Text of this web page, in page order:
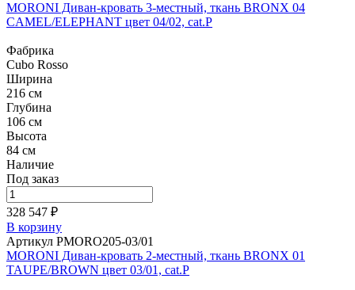
MORONI Диван-кровать 3-местный, ткань BRONX 04
CAMEL/ELEPHANT цвет 04/02, cat.P
Фабрика
Cubo Rosso
Ширина
216 см
Глубина
106 см
Высота
84 см
Наличие
Под заказ
328 547 ₽
В корзину
Артикул PMORO205-03/01
MORONI Диван-кровать 2-местный, ткань BRONX 01
TAUPE/BROWN цвет 03/01, cat.P